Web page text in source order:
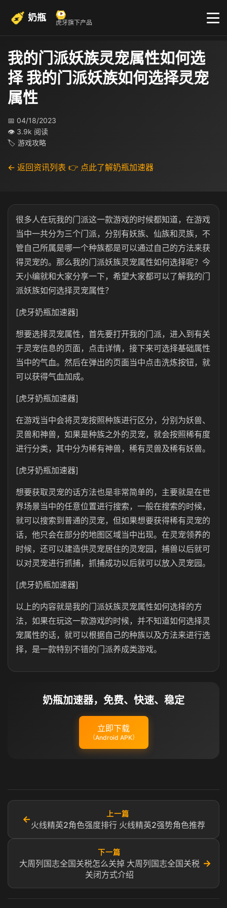
奶瓶 虎牙旗下产品
我的门派妖族灵宠属性如何选
择 我的门派妖族如何选择灵宠
属性
📅 04/18/2023
👁 3.9k 阅读
🏷 游戏攻略
← 返回资讯列表 👉 点此了解奶瓶加速器
很多人在玩我的门派这一款游戏的时候都知道，在游戏
当中一共分为三个门派，分别有妖族、仙族和灵族，不
管自己所属是哪一个种族都是可以通过自己的方法来获
得灵宠的。那么我的门派妖族灵宠属性如何选择呢？今
天小编就和大家分享一下，希望大家都可以了解我的门
派妖族如何选择灵宠属性？
[虎牙奶瓶加速器]
想要选择灵宠属性，首先要打开我的门派，进入到有关
于灵宠信息的页面，点击详情，接下来可选择基础属性
当中的气血。然后在弹出的页面当中点击洗炼按钮，就
可以获得气血加成。
[虎牙奶瓶加速器]
在游戏当中会将灵宠按照种族进行区分，分别为妖兽、
灵兽和神兽，如果是种族之外的灵宠，就会按照稀有度
进行分类，其中分为稀有神兽，稀有灵兽及稀有妖兽。
[虎牙奶瓶加速器]
想要获取灵宠的话方法也是非常简单的，主要就是在世
界场景当中的任意位置进行搜索，一般在搜索的时候，
就可以搜索到普通的灵宠，但如果想要获得稀有灵宠的
话，他只会在部分的地图区域当中出现。在灵宠领养的
时候，还可以建造供灵宠居住的灵宠园，捕兽以后就可
以对灵宠进行抓捕，抓捕成功以后就可以放入灵宠园。
[虎牙奶瓶加速器]
以上的内容就是我的门派妖族灵宠属性如何选择的方
法，如果在玩这一款游戏的时候，并不知道如何选择灵
宠属性的话，就可以根据自己的种族以及方法来进行选
择，是一款特别不错的门派养成类游戏。
奶瓶加速器，免费、快速、稳定
立即下载
（Android APK）
←
上一篇
火线精英2角色强度排行 火线精英2强势角色推荐
下一篇
大周列国志全国关税怎么关掉 大周列国志全国关税
关闭方式介绍
→